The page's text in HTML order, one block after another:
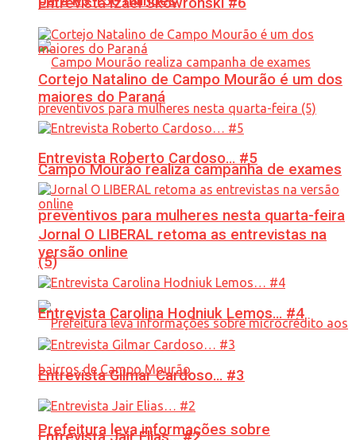
Campo Mourão realiza campanha de exames
preventivos para mulheres nesta quarta-feira
(5)
Prefeitura leva informações sobre
Cortejo Natalino de Campo Mourão é um dos
maiores do Paraná
Entrevista Roberto Cardoso… #5
Jornal O LIBERAL retoma as entrevistas na
versão online
Entrevista Carolina Hodniuk Lemos… #4
Entrevista Gilmar Cardoso… #3